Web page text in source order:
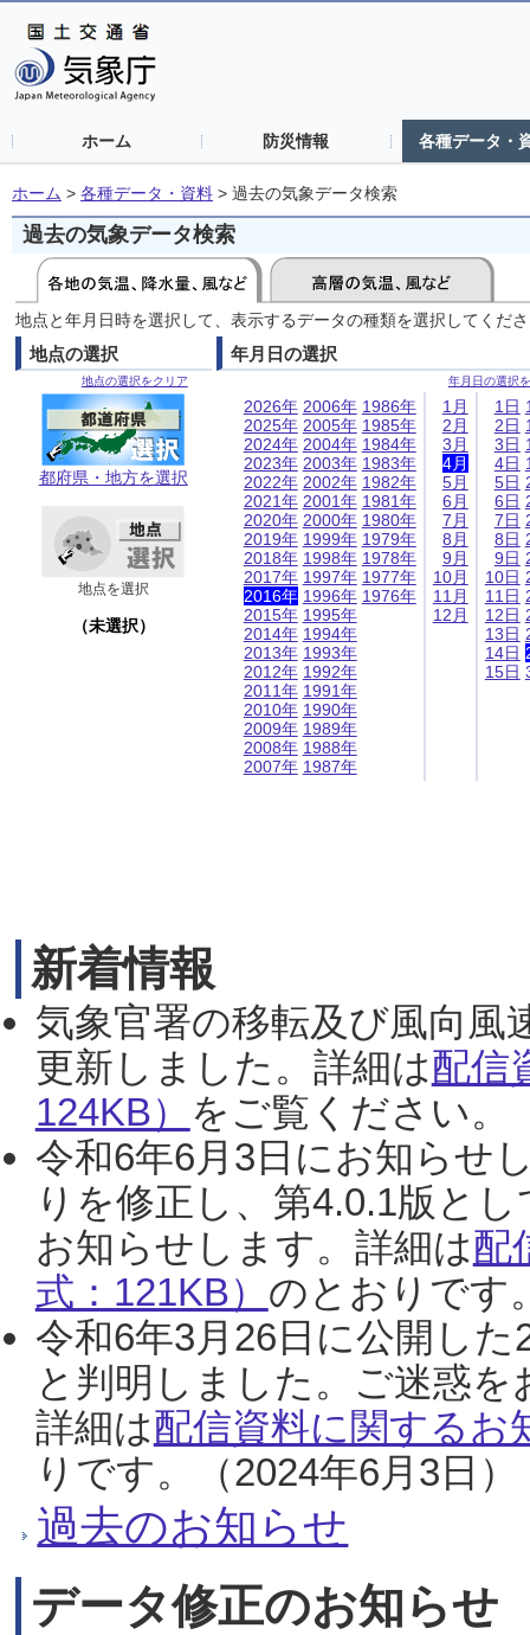
ホーム 防災情報 各種データ・
ホーム > 各種データ・資料 > 過去の気象データ検索
過去の気象データ検索
地点と年月日時を選択して、表示するデータの種類を選択してくだ
地点の選択
地点の選択をクリア
都府県・地方を選択
地点を選択
（未選択）
年月日の選択
年月日の選択
2026年
2025年
2024年
2023年
2022年
2021年
2020年
2019年
2018年
2017年
2016年
2015年
2014年
2013年
2012年
2011年
2010年
2009年
2008年
2007年
2006年
2005年
2004年
2003年
2002年
2001年
2000年
1999年
1998年
1997年
1996年
1995年
1994年
1993年
1992年
1991年
1990年
1989年
1988年
1987年
1986年
1985年
1984年
1983年
1982年
1981年
1980年
1979年
1978年
1977年
1976年
1月
2月
3月
4月
5月
6月
7月
8月
9月
10月
11月
12月
1日
2日
3日
4日
5日
6日
7日
8日
9日
10日
11日
12日
13日
14日
15日
新着情報
気象官署の移転及び風向風
更新しました。詳細は配信
124KB） をご覧ください。
令和6年6月3日にお知らせ
りを修正し、第4.0.1版と
お知らせします。詳細は配
式：121KB） のとおりです
令和6年3月26日に公開し
と判明しました。ご迷惑
詳細は配信資料に関するお
りです。（2024年6月3日）
過去のお知らせ
データ修正のお知らせ